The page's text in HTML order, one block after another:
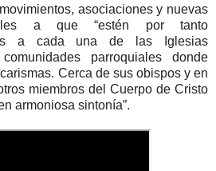
asociaciones y nuevas
a que “estén por tanto
a cada una de las Iglesias
parroquiales donde
Cerca de sus obispos y en
miembros del Cuerpo de Cristo
armoniosa sintonía”.